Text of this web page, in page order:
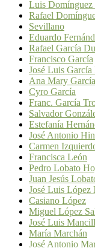
Luis Domínguez
Rafael
Sevillano
Eduardo
Rafael García
Francisco García
José Luis García
Ana Mary García
Cyro García
Franc. García
Salvador
Estefanía
José Antonio
Carmen
Francisca León
Pedro Lobato
Juan Jesús
José Luis López
Casiano López
Miguel López
José Luis
María Marchán
José Antonio